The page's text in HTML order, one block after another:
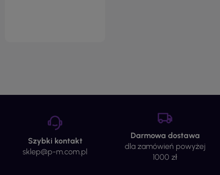
Szybki kontakt
sklep@p-m.com.pl
Darmowa dostawa
dla zamówień powyżej
1000 zł